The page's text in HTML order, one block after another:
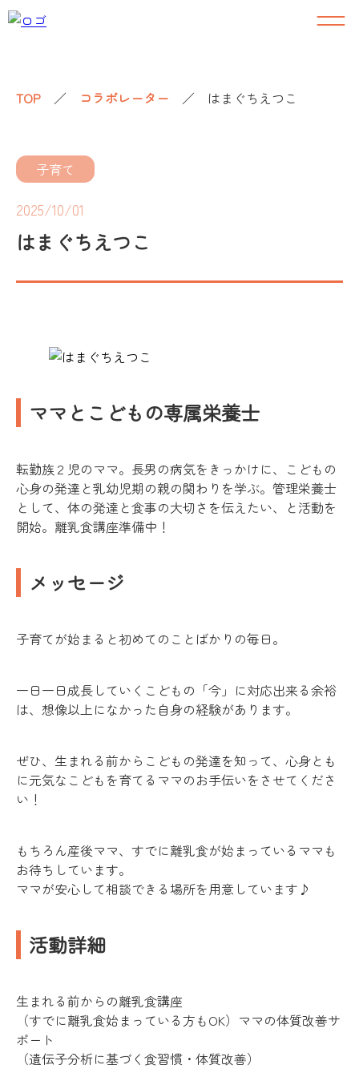
TOP ／ コラボレーター ／ はまぐちえつこ
子育て
2025/10/01
はまぐちえつこ
ママとこどもの専属栄養士
転勤族２児のママ。長男の病気をきっかけに、こどもの
心身の発達と乳幼児期の親の関わりを学ぶ。管理栄養士
として、体の発達と食事の大切さを伝えたい、と活動を
開始。離乳食講座準備中！
メッセージ
子育てが始まると初めてのことばかりの毎日。
一日一日成長していくこどもの「今」に対応出来る余裕
は、想像以上になかった自身の経験があります。
ぜひ、生まれる前からこどもの発達を知って、心身とも
に元気なこどもを育てるママのお手伝いをさせてくださ
い！
もちろん産後ママ、すでに離乳食が始まっているママも
お待ちしています。
ママが安心して相談できる場所を用意しています♪
活動詳細
生まれる前からの離乳食講座
（すでに離乳食始まっている方もOK）ママの体質改善サ
ポート
（遺伝子分析に基づく食習慣・体質改善）